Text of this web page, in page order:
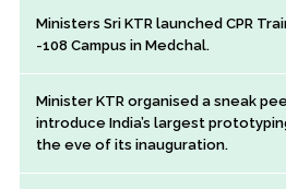
Ministers Sri KTR launched CPR
-108 Campus in Medchal.
Minister KTR organised a sneak
introduce India’s largest
the eve of its inauguration.